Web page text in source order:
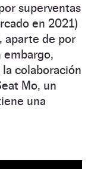
superventas
en 2021)
aparte de por
embargo,
colaboración
Mo, un
una